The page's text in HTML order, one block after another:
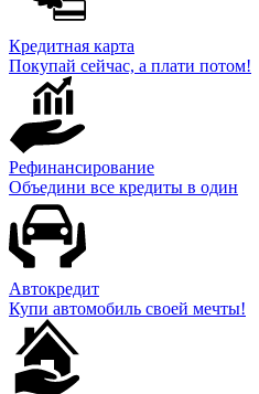
Кредитная карта
Покупай сейчас, а плати потом!
Рефинансирование
Объедини все кредиты в один
Автокредит
Купи автомобиль своей мечты!